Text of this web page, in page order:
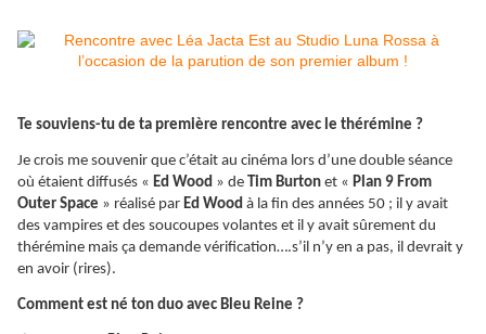
Te souviens-tu de ta première rencontre avec le thérémine ?
Je crois me souvenir que c’était au cinéma lors d’une double séance
où étaient diffusés « Ed Wood » de Tim Burton et « Plan 9 From
Outer Space » réalisé par Ed Wood à la fin des années 50 ; il y avait
des vampires et des soucoupes volantes et il y avait sûrement du
thérémine mais ça demande vérification….s’il n’y en a pas, il devrait y
en avoir (rires).
Comment est né ton duo avec Bleu Reine ?